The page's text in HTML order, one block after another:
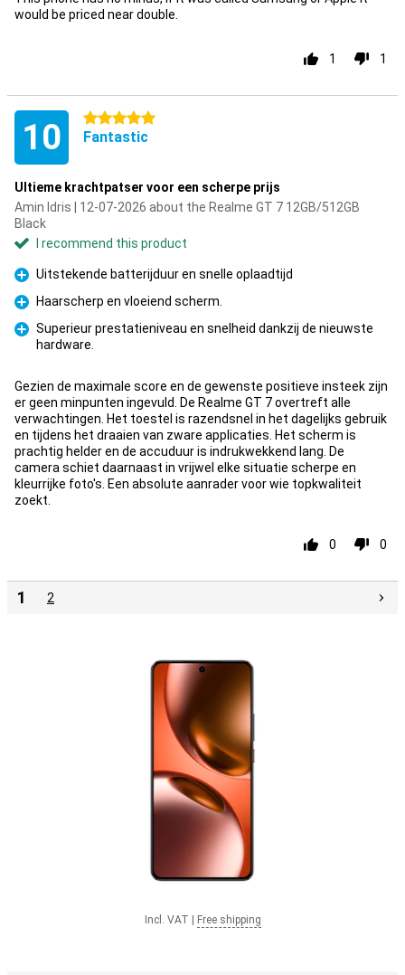
would be priced near double.
1 1
10 5 stars
Fantastic
Ultieme krachtpatser voor een scherpe prijs
Amin Idris | 12-07-2026 about the Realme GT 7 12GB/512GB
Black
I recommend this product
Pro
Uitstekende batterijduur en snelle oplaadtijd
Pro
Haarscherp en vloeiend scherm.
Superieur prestatieniveau en snelheid dankzij de nieuwste
hardware.
Gezien de maximale score en de gewenste positieve insteek zijn
er geen minpunten ingevuld. De Realme GT 7 overtreft alle
verwachtingen. Het toestel is razendsnel in het dagelijks gebruik
en tijdens het draaien van zware applicaties. Het scherm is
prachtig helder en de accuduur is indrukwekkend lang. De
camera schiet daarnaast in vrijwel elke situatie scherpe en
kleurrijke foto's. Een absolute aanrader voor wie topkwaliteit
zoekt.
0 0
1 2
Incl. VAT Free shipping